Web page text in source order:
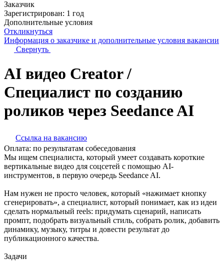
Заказчик
Зарегистрирован: 1 год
Дополнительные условия
Откликнуться
Информация о заказчике и дополнительные условия вакансии
Свернуть
AI видео Creator /
Специалист по созданию
роликов через Seedance AI
Ссылка на вакансию
Оплата: по результатам собеседования
Мы ищем специалиста, который умеет создавать короткие
вертикальные видео для соцсетей с помощью AI-
инструментов, в первую очередь Seedance AI.
Нам нужен не просто человек, который «нажимает кнопку
сгенерировать», а специалист, который понимает, как из идеи
сделать нормальный reels: придумать сценарий, написать
промпт, подобрать визуальный стиль, собрать ролик, добавить
динамику, музыку, титры и довести результат до
публикационного качества.
Задачи